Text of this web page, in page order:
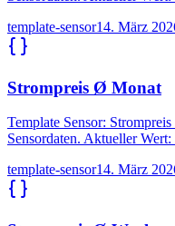
template-sensor14. März
Strompreis Ø Monat
Template Sensor:
Sensordaten. Aktueller
template-sensor14. März